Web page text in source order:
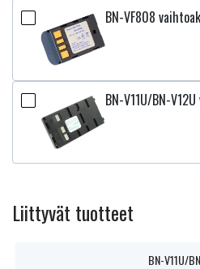
BN-VF808
BN-V11U/BN-
Liittyvät tuotteet
BN-V11U/